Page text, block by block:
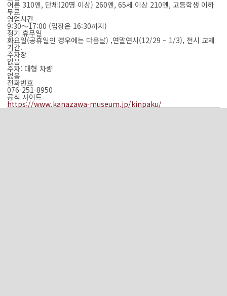
어른 310엔, 단체(20명 이상) 260엔, 65세 이상 210엔, 고등학생 이하
무료
영업시간
9:30～17:00 (입장은 16:30까지)
정기 휴무일
화요일(공휴일인 경우에는 다음날) ,연말연시(12/29 ~ 1/3), 전시 교체
기간.
주차장
없음
주차: 대형 차량
없음
전화번호
076-251-8950
공식 사이트
https://www.kanazawa-museum.jp/kinpaku/